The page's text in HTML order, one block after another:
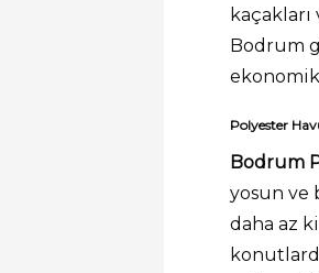
Bodrum
Polyester
Bodrum
yosun ve
daha az